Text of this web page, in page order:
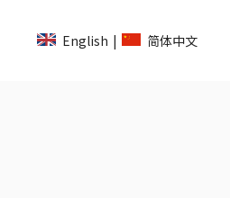
English | 简体中文